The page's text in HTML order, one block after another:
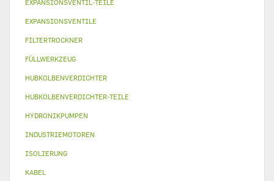
EXPANSIONSVENTIL-TEILE
EXPANSIONSVENTILE
FILTERTROCKNER
FÜLLWERKZEUG
HUBKOLBENVERDICHTER
HUBKOLBENVERDICHTER-TEILE
HYDRONIKPUMPEN
INDUSTRIEMOTOREN
ISOLIERUNG
KABEL